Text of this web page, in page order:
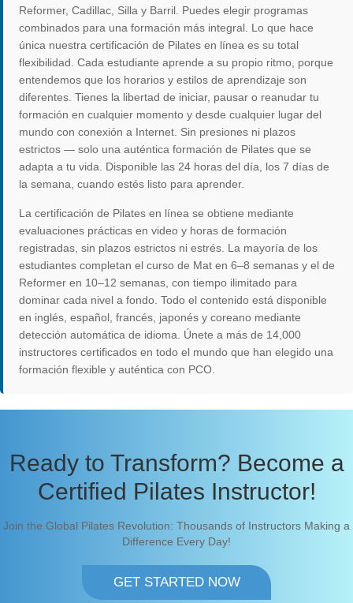
Reformer, Cadillac, Silla y Barril. Puedes elegir programas
combinados para una formación más integral. Lo que hace
única nuestra certificación de Pilates en línea es su total
flexibilidad. Cada estudiante aprende a su propio ritmo, porque
entendemos que los horarios y estilos de aprendizaje son
diferentes. Tienes la libertad de iniciar, pausar o reanudar tu
formación en cualquier momento y desde cualquier lugar del
mundo con conexión a Internet. Sin presiones ni plazos
estrictos — solo una auténtica formación de Pilates que se
adapta a tu vida. Disponible las 24 horas del día, los 7 días de
la semana, cuando estés listo para aprender.
La certificación de Pilates en línea se obtiene mediante
evaluaciones prácticas en video y horas de formación
registradas, sin plazos estrictos ni estrés. La mayoría de los
estudiantes completan el curso de Mat en 6–8 semanas y el de
Reformer en 10–12 semanas, con tiempo ilimitado para
dominar cada nivel a fondo. Todo el contenido está disponible
en inglés, español, francés, japonés y coreano mediante
detección automática de idioma. Únete a más de 14,000
instructores certificados en todo el mundo que han elegido una
formación flexible y auténtica con PCO.
Ready to Transform? Become a
Certified Pilates Instructor!
Join the Global Pilates Revolution: Thousands of Instructors Making a
Difference Every Day!
GET STARTED NOW